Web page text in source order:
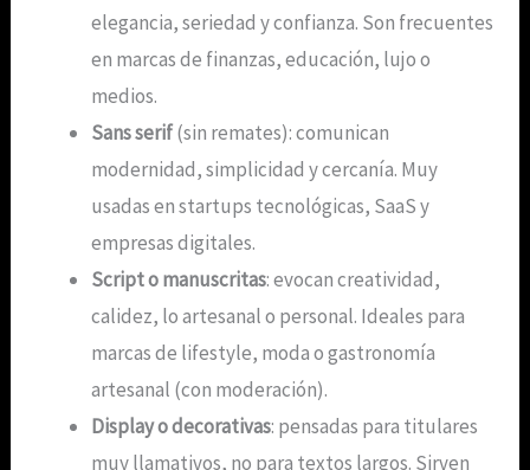
elegancia, seriedad y confianza. Son frecuentes
en marcas de finanzas, educación, lujo o
medios.
Sans serif(sin remates): comunican
modernidad, simplicidad y cercanía. Muy
usadas en startups tecnológicas, SaaS y
empresas digitales.
Script o manuscritas: evocan creatividad,
calidez, lo artesanal o personal. Ideales para
marcas de lifestyle, moda o gastronomía
artesanal (con moderación).
Display o decorativas: pensadas para titulares
muy llamativos, no para textos largos. Sirven